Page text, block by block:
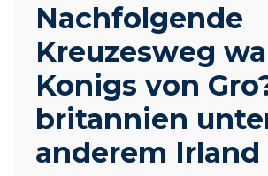
Nachfolgende
Kreuzesweg wa
Konigs von
britannien
anderem Irland